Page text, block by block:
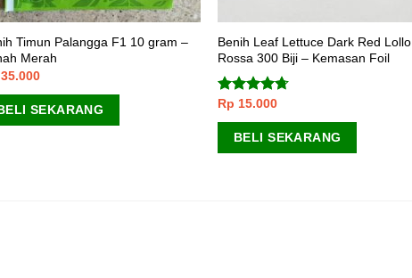
Timun Palangga F1 10 gram –
Merah
35.000
SEKARANG
Benih Leaf Lettuce Dark Red Lollo
Rossa 300 Biji – Kemasan Foil
Dinilai
Rp 15.000
BELI SEKARANG